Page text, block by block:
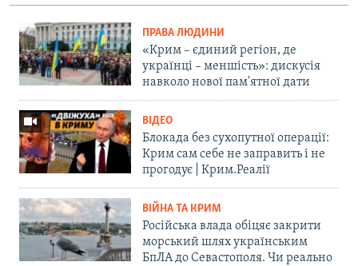
ПРАВА ЛЮДИНИ
«Крим – єдиний регіон, де
українці – меншість»: дискусія
навколо нової пам'ятної дати
ВІДЕО
Блокада без сухопутної операції:
Крим сам себе не заправить і не
прогодує | Крим.Реалії
ВІЙНА ТА КРИМ
Російська влада обіцяє закрити
морський шлях українським
БпЛА до Севастополя. Чи реально